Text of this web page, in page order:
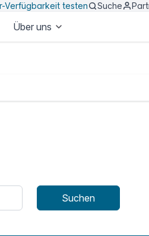
Verfügbarkeit testen Suche
Über uns
Suchen